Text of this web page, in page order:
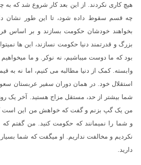
هیچ کاری نکردند. از این بعد کار شروع شد که به
چه قسم سقوط داده شود، تا این طور نشان
بخواهند خودشان حکومت بسازند و بر اساس
بزرگ و قدرتمند دنیا حکومت نسازند، این ها
بود که ما دوست میباشیم، نه نوکر. و ما
وابسته. کمک از دنیا مطالبه می کنیم، اما نه به
استقلال خود. در همان دوران سفیر عربستان
شما بیشتر از حد، مستقل مزاج هستید. آخر یک
من یک گپ بزنم و گفت که خواهش من این است
و شما را نمیمانند که حکومت کنید. من گفتم
نکردیم و مخالفت نداریم. او میگفت که شما
دارید.